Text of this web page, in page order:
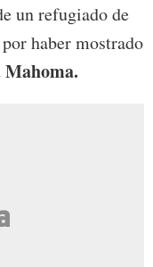
un refugiado de
haber mostrado